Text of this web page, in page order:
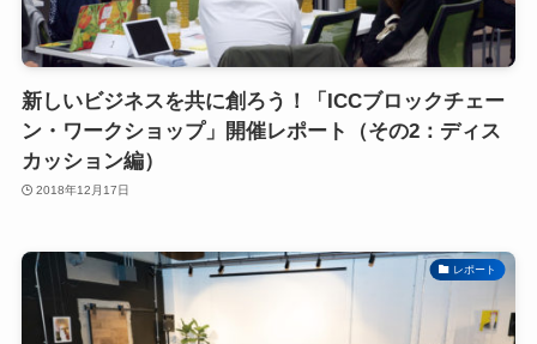
新しいビジネスを共に創ろう！「ICCブロックチェー
ン・ワークショップ」開催レポート（その2：ディス
カッション編）
2018年12月17日
レポート